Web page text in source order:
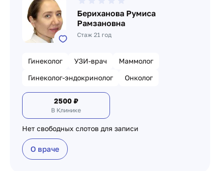
Бериханова Румиса
Рамзановна
Стаж 21 год
Гинеколог УЗИ-врач
Маммолог
Гинеколог-эндокринолог
Онколог
2500 ₽
В Клинике
Нет свободных слотов для записи
О враче